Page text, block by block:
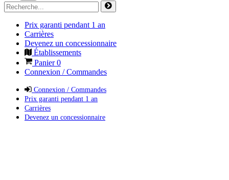
Prix garanti pendant 1 an
Carrières
Devenez un concessionnaire
Établissements
Panier0
Connexion / Commandes
Connexion / Commandes
Prix garanti pendant 1 an
Carrières
Devenez un concessionnaire